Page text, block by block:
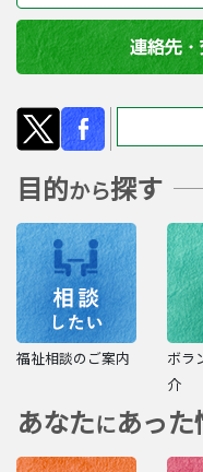
目的から探す
福祉相談のご案内
ボラ
介
あなたにあっ